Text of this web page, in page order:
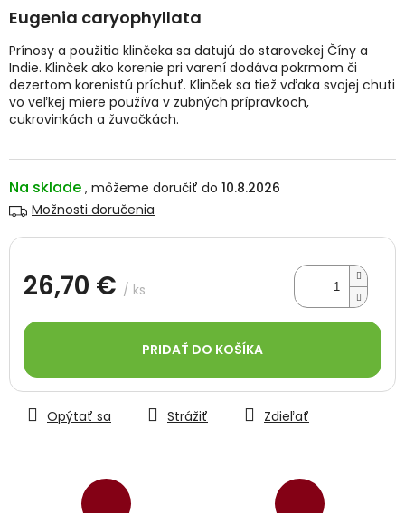
Na sklade
10.8.2026
Možnosti doručenia
26,70 € / ks
cena:
PRIDAŤ DO KOŠÍKA
Eugenia caryophyllata
Prínosy a použitia klinčeka sa datujú do starovekej Číny a
Indie. Klinček ako korenie pri varení dodáva pokrmom či
dezertom korenistú príchuť. Klinček sa tiež vďaka svojej chuti
vo veľkej miere používa v zubných prípravkoch,
cukrovinkách a žuvačkách.
Opýtať sa Strážiť Zdieľať
z
5
hviezdičiek.